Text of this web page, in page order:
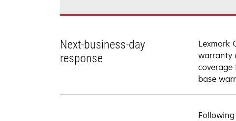
Next-business-day
response
Lexmark
warranty
coverage
base